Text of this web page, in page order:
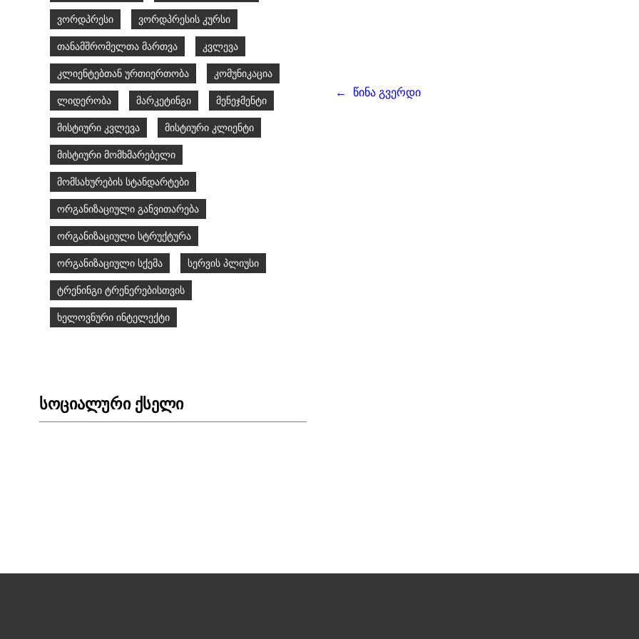
ვორდპრესი ვორდპრესის კურსი
თანამშრომელთა მართვა კვლევა
კლიენტებთან ურთიერთობა კომუნიკაცია
ლიდერობა მარკეტინგი მენეჯმენტი
მისტიური კვლევა მისტიური კლიენტი
მისტიური მომხმარებელი
მომსახურების სტანდარტები
ორგანიზაციული განვითარება
ორგანიზაციული სტრუქტურა
ორგანიზაციული სქემა სერვის პლიუსი
ტრენინგი ტრენერებისთვის
ხელოვნური ინტელექტი
სოციალური ქსელი
← წინა გვერდი